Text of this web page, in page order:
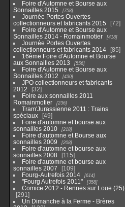
Foire d'Automne et Bourse aux
Sonnailles 2015
758
Journée Portes Ouvertes
collectionneurs et fabricants 2015
72
Foire d'Automne et Bourse aux
Sonnailles 2014 - Romainmotier
418
Journée Portes Ouvertes
collectionneurs et fabricants 2014
85
16ème Foire d'Automne et Bourse
aux Sonnailles 2013
556
Foire d'Automne et Bourse aux
Sonnailles 2012
430
JPO collectionneurs et fabricants
2012
32
Foire aux sonnailles 2011
Romainmotier
236
Tram'Jurassienne 2011 : Trains
spéciaux
49
Foire d'automne et bourse aux
sonnailles 2010
218
Foire d'automne et Bourse aux
sonnailles 2009
208
Foire d'automne et bourse aux
sonnailles 2008
115
Foire d'automne et bourse aux
sonnailles 2007
109
Fourg-Autrefois 2014
614
"Fourg Autrefois 2011" 358
Comice 2012 - Rennes sur Loue (25)
291
Un Dimanche à la Ferme - Brères